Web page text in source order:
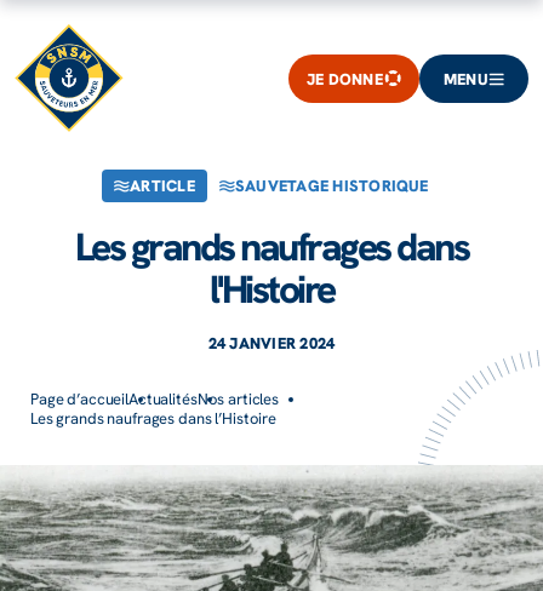
JE DONNE MENU
ARTICLE SAUVETAGE HISTORIQUE
Les grands naufrages dans
l'Histoire
24 JANVIER 2024
Page d’accueilActualitésNos articles
Les grands naufrages dans l’Histoire